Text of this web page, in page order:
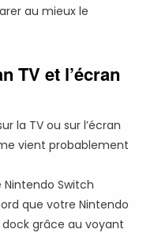
au mieux le
TV et l’écran
la TV ou sur l’écran
vient probablement
Switch
que votre Nintendo
grâce au voyant